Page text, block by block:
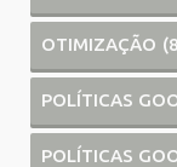
OTIMIZAÇÃO
POLÍTICAS
POLÍTICAS